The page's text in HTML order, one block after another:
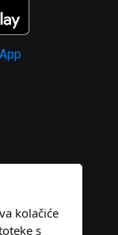
kolačiće
s